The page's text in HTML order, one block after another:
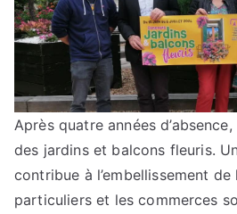
Après quatre années
des jardins et balcons fleuris.
contribue à l’embellissement de
particuliers et les commerces